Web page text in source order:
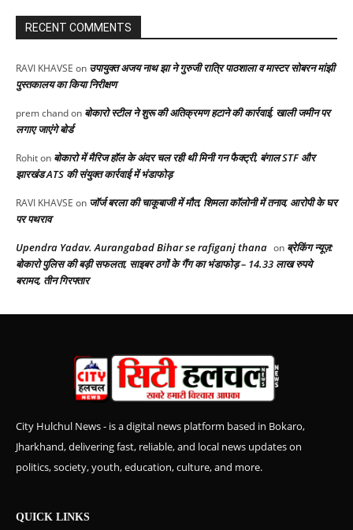
RECENT COMMENTS
RAVI KHAVSE on उपायुक्त अजय नाथ झा ने गुरुजी रात्रि पाठशाला व मास्टर सोबरन मांझी
पुस्तकालय का किया निरीक्षण
prem chandon बोकारो स्टील ने शुरू की अतिक्रमण हटाने की कार्रवाई, खाली जमीन पर
लगाए जाएंगे बोर्ड
Rohiton बोकारो में मैरिज हॉल के अंदर चल रही थी मिनी गन फैक्ट्री, बंगाल STF और
झारखंड ATS की संयुक्त कार्रवाई में भंडाफोड़
RAVI KHAVSE on जॉर्ज बरला की चाकूबाजी में मौत, शिमला कॉलोनी में तनाव, आरोपी के घर
पर पथराव
Upendra Yadav. Aurangabad Bihar se rafiganj thana on ब्रेकिंग न्यूज़:
बोकारो पुलिस की बड़ी सफलता, साइबर ठगों के गैंग का भंडाफोड़ – 14.33 लाख रुपये
बरामद, तीन गिरफ्तार
City Hulchul News - is a digital news platform based in Bokaro,
Jharkhand, delivering fast, reliable, and local news updates on
politics, society, youth, education, culture, and more.
QUICK LINKS